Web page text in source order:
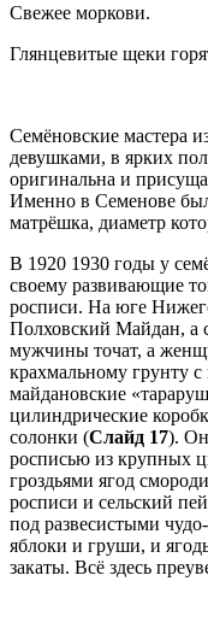
Свежее моркови.
Глянцевитые щеки
Семёновские мастера
девушками, в ярких
оригинальна и
Именно в Семенове
матрёшка, диаметр
В 1920 1930 годы у
своему развивающие
росписи. На юге
Полховский Майдан, а
мужчины точат, а
крахмальному грунту
майдановские
цилиндрические
солонки (Слайд 17).
росписью из крупных
гроздьями ягод
росписи и сельский
под развесистыми
яблоки и груши, и
закаты. Всё здесь